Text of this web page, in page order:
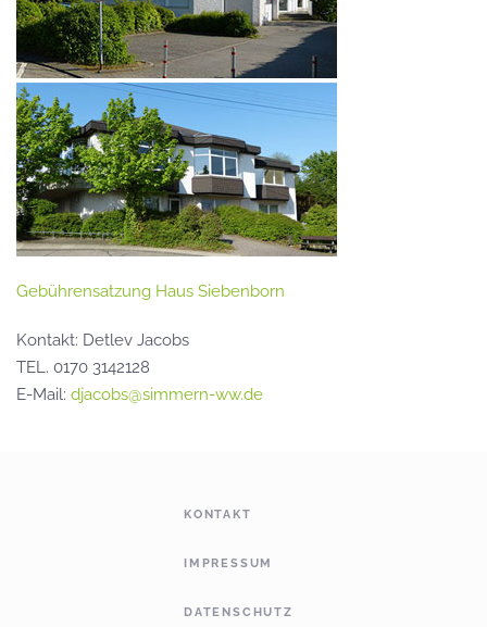
Gebührensatzung Haus Siebenborn
Kontakt: Detlev Jacobs
TEL. 0170 3142128
E-Mail: djacobs@simmern-ww.de
KONTAKT
IMPRESSUM
DATENSCHUTZ